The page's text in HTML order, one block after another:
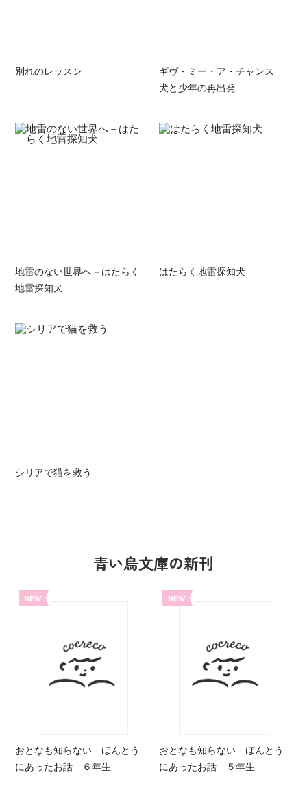
別れのレッスン
ギヴ・ミー・ア・チャンス
犬と少年の再出発
地雷のない世界へ－はたらく
地雷探知犬
はたらく地雷探知犬
シリアで猫を救う
青い鳥文庫の新刊
NEW
おとなも知らない ほんとう
にあったお話 ６年生
NEW
おとなも知らない ほんとう
にあったお話 ５年生